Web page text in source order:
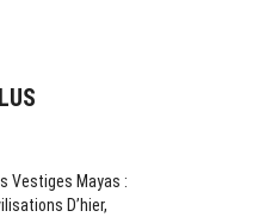
Vestiges Mayas :
D’hier,